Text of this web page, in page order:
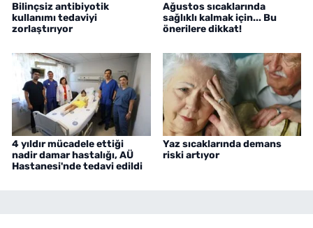
Bilinçsiz antibiyotik
kullanımı tedaviyi
zorlaştırıyor
Ağustos sıcaklarında
sağlıklı kalmak için... Bu
önerilere dikkat!
4 yıldır mücadele ettiği
nadir damar hastalığı, AÜ
Hastanesi'nde tedavi edildi
Yaz sıcaklarında demans
riski artıyor